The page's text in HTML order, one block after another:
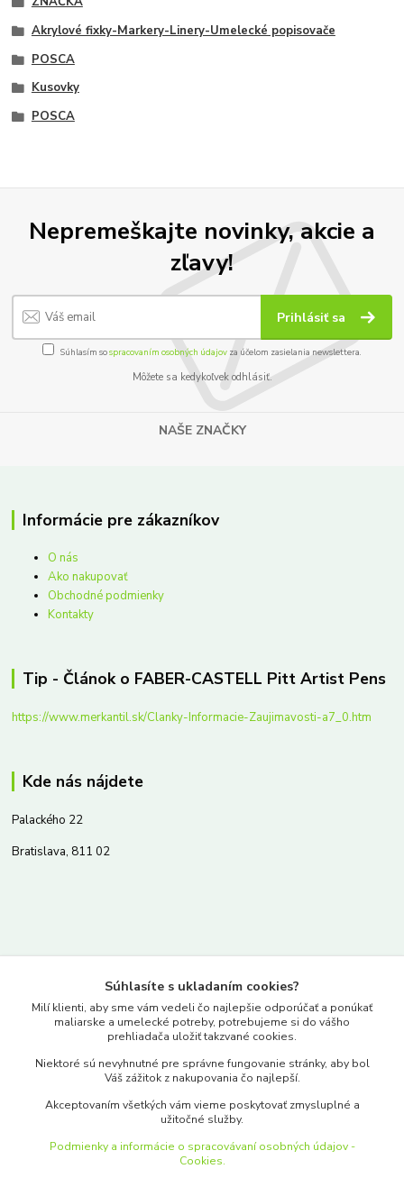
Akrylové fixky-Markery-Linery-Umelecké popisovače
POSCA
Kusovky
POSCA
Nepremeškajte novinky, akcie a
zľavy!
Prihlásiť sa
Súhlasím sospracovaním osobných údajov za účelom zasielania newslettera.
Môžete sa kedykoľvek odhlásiť.
NAŠE ZNAČKY
Informácie pre zákazníkov
O nás
Ako nakupovať
Obchodné podmienky
Kontakty
Tip - Článok o FABER-CASTELL Pitt Artist Pens
https://www.merkantil.sk/Clanky-Informacie-Zaujimavosti-a7_0.htm
Kde nás nájdete
Palackého 22
Bratislava, 811 02
www.merkantil.sk
Pondelok-Piatok: 9.00-17.00hod.
objednavky@merkantil-obchod.sk
Súhlasíte s ukladaním cookies?
Milí klienti, aby sme vám vedeli čo najlepšie odporúčať a ponúkať
maliarske a umelecké potreby, potrebujeme si do vášho
prehliadača uložiť takzvané cookies.
Niektoré sú nevyhnutné pre správne fungovanie stránky, aby bol
Váš zážitok z nakupovania čo najlepší.
Akceptovaním všetkých vám vieme poskytovať zmysluplné a
užitočné služby.
Podmienky a informácie o spracovávaní osobných údajov -
Cookies.